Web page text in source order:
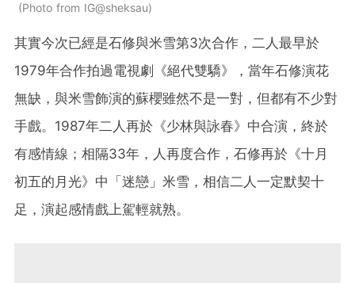
Photo from IG@sheksau
其實今次已經是石修與米雪第3次合作，二人最早於
1979年合作拍過電視劇《絕代雙驕》，當年石修演花
無缺，與米雪飾演的蘇櫻雖然不是一對，但都有不少對
手戲。1987年二人再於《少林與詠春》中合演，終於
有感情線；相隔33年，人再度合作，石修再於《十月
初五的月光》中「迷戀」米雪，相信二人一定默契十
足，演起感情戲上駕輕就熟。